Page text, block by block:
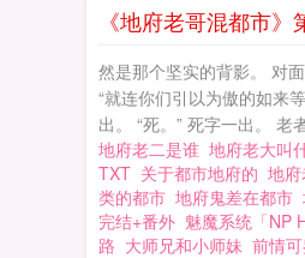
《地府老哥混都市
然是那个坚实的背影。 对
“就连你们引以为傲的如来
出。 “死。” 死字一出。
地府老二是谁 地府老大叫
TXT 关于都市地府的 地
类的都市 地府鬼差在都市
完结+番外 魅魔系统「NP H
路 大师兄和小师妹 前情可